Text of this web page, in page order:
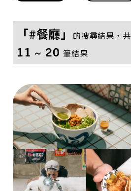
「#餐廳」 的搜尋結果，共
11 ~ 20筆結果